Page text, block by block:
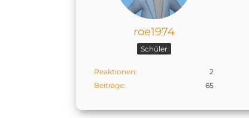
roe1974
Schüler
Reaktionen
2
Beiträge
65